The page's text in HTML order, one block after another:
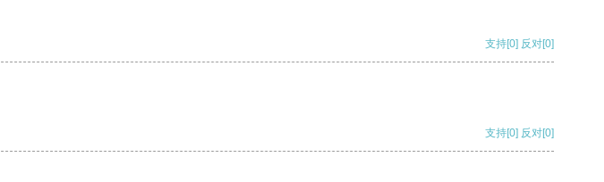
支持[0] 反对[0]
支持[0] 反对[0]